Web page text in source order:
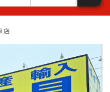
店